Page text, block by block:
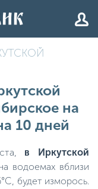
на
10 дней
в Иркутской
водоемах вблизи
будет изморось.